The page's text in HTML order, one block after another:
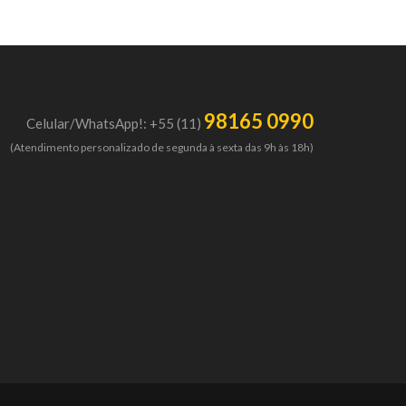
Celular/WhatsApp!: +55 (11) 98165 0990
(Atendimento personalizado de segunda à sexta das 9h às 18h)